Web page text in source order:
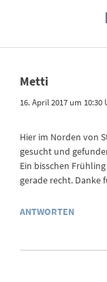
Metti
16. April 2017 um 10:30
Hier im Norden von
gesucht und
Ein bisschen
gerade recht. Danke
ANTWORTEN